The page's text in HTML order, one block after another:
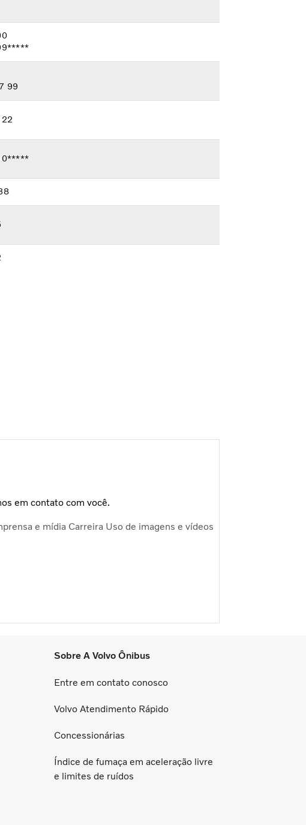
99
em contato com você.
e mídia Carreira Uso de imagens e vídeos
Sobre A Volvo Ônibus
Entre em contato conosco
Volvo Atendimento Rápido
Concessionárias
Índice de fumaça em aceleração livre
e limites de ruídos